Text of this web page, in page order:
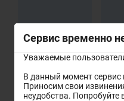
Сервис временно
Уважаемые
В данный момент сервис
Приносим свои
неудобства. Попробуйте